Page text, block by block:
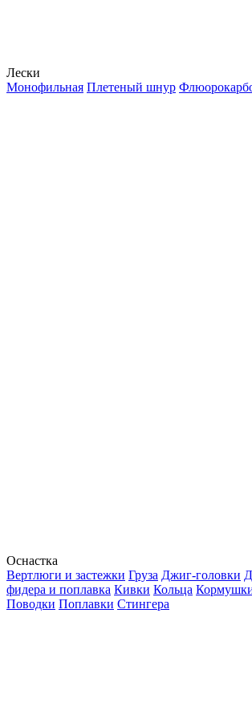
Лески
Монофильная Плетеный шнур
Оснастка
Вертлюги и застежки Груза Джиг-головки
фидера и поплавка Кивки Кольца
Поводки Поплавки Стингера